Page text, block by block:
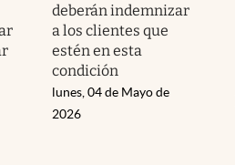
deberán indemnizar
a los clientes que
estén en esta
condición
lunes, 04 de Mayo de
2026